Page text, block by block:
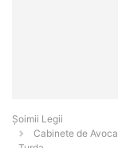
Șoimii Legii
Cabinete de